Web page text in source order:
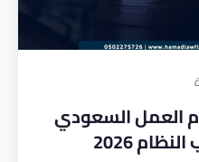
العمل السعودي
2026